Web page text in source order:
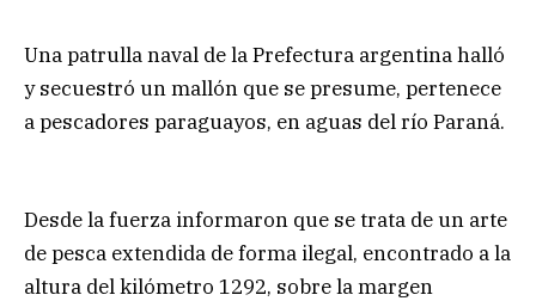
Una patrulla naval de la Prefectura argentina halló
y secuestró un mallón que se presume, pertenece
a pescadores paraguayos, en aguas del río Paraná.
Desde la fuerza informaron que se trata de un arte
de pesca extendida de forma ilegal, encontrado a la
altura del kilómetro 1292, sobre la margen